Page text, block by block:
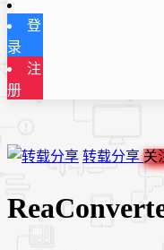
登
录
注
册
转载分享关